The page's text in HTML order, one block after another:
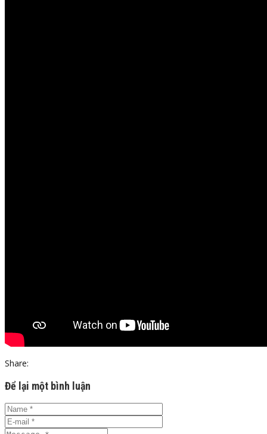
Share:
Để lại một bình luận